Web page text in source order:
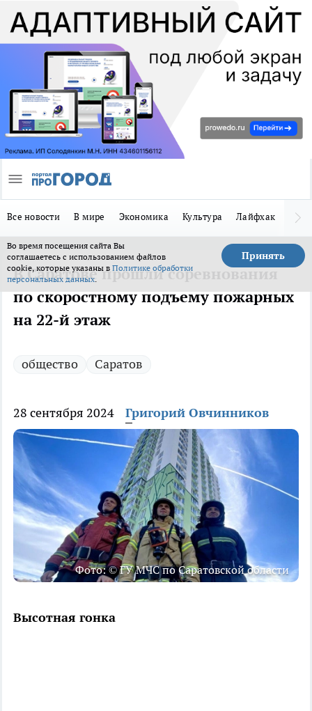
Все новости В мире Экономика Культура Лайфхак
Во время посещения сайта Вы
соглашаетесь с использованием файлов
cookie, которые указаны в Политике обработки
персональных данных.
Принять
В Саратове прошли соревнования
по скоростному подъему пожарных
на 22-й этаж
общество Саратов
28 сентября 2024 Григорий Овчинников
Фото: © ГУ МЧС по Саратовской области
Высотная гонка